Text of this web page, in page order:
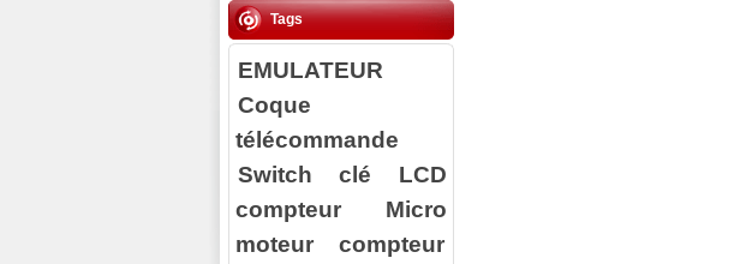
Tags
EMULATEUR
Coque
télécommande
Switch clé
LCD
compteur
Micro
moteur compteur